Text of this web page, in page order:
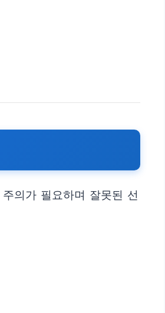
의가 필요하며 잘못된 선